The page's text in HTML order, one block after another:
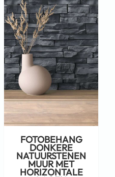
FOTOBEHANG
DONKERE
NATUURSTENEN
MUUR MET
HORIZONTALE